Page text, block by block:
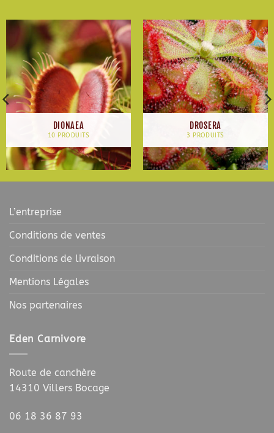
DIONAEA
10 PRODUITS
DROSERA
3 PRODUITS
L’entreprise
Conditions de ventes
Conditions de livraison
Mentions Légales
Nos partenaires
Eden Carnivore
Route de canchère
14310 Villers Bocage
06 18 36 87 93